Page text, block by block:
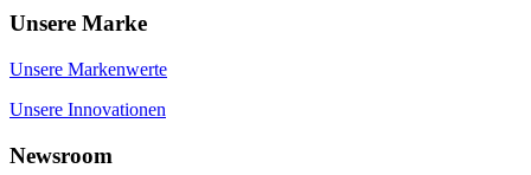
Unsere Marke
Unsere Markenwerte
Unsere Innovationen
Newsroom